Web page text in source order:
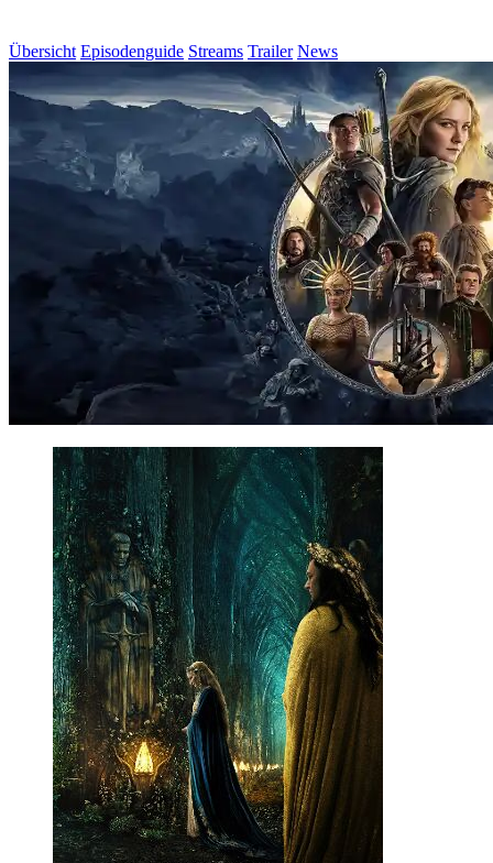
Übersicht Episodenguide Streams Trailer News